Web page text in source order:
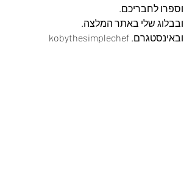
וספרו לחבריכם.
ובבלוג שלי באתר המלצה.
ובאינסטגרם. kobythesimplechef